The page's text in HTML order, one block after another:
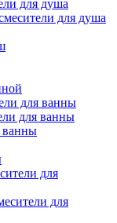
для душа
для душа
для ванны
для ванны
ванны
для
для